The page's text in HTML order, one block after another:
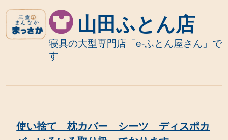
山田ふとん店
寝具の大型専門店「e-ふとん屋さん」で
す
使い捨て 枕カバー シーツ ディスポカ